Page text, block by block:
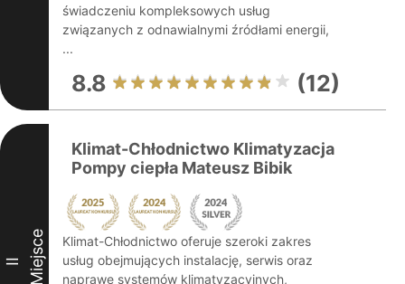
świadczeniu kompleksowych usług
związanych z odnawialnymi źródłami energii,
...
8.8 (12)
II Miejsce
Klimat-Chłodnictwo Klimatyzacja
Pompy ciepła Mateusz Bibik
Klimat-Chłodnictwo oferuje szeroki zakres
usług obejmujących instalację, serwis oraz
naprawę systemów klimatyzacyjnych,